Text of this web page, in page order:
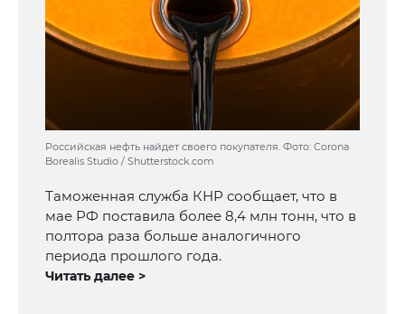
Российская нефть найдет своего покупателя. Фото: Corona
Borealis Studio / Shutterstock.com
Таможенная служба КНР сообщает, что в
мае РФ поставила более 8,4 млн тонн, что в
полтора раза больше аналогичного
периода прошлого года.
Читать далее >